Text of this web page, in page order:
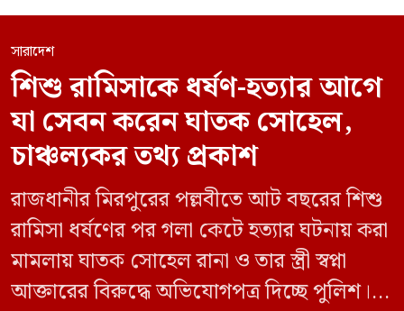
সারাদেশ
শিশু রামিসাকে ধর্ষণ-হত্যার আগে
যা সেবন করেন ঘাতক সোহেল,
চাঞ্চল্যকর তথ্য প্রকাশ
রাজধানীর মিরপুরের পল্লবীতে আট বছরের শিশু
রামিসা ধর্ষণের পর গলা কেটে হত্যার ঘটনায় করা
মামলায় ঘাতক সোহেল রানা ও তার স্ত্রী স্বপ্না
আক্তারের বিরুদ্ধে অভিযোগপত্র দিচ্ছে পুলিশ।